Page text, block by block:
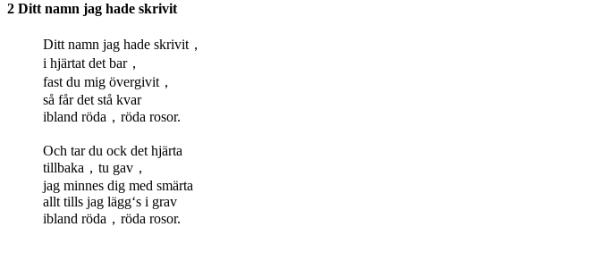
2 Ditt namn jag hade skrivit
Ditt namn jag hade skrivit，
i hjärtat det bar，
fast du mig övergivit，
så får det stå kvar
ibland röda，röda rosor.
Och tar du ock det hjärta
tillbaka，tu gav，
jag minnes dig med smärta
allt tills jag lägg‘s i grav
ibland röda，röda rosor.